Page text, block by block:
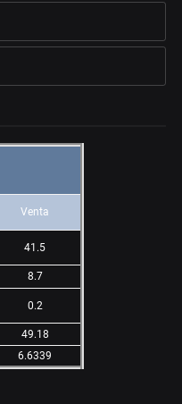
Venta
41.5
8.7
0.2
49.18
6.6339